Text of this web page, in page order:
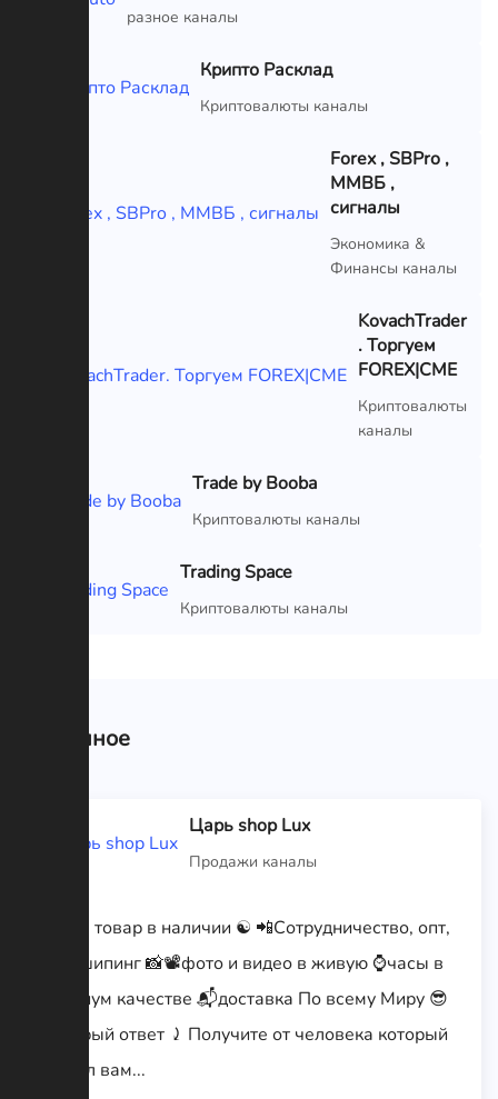
разное каналы
Крипто Расклад
Криптовалюты каналы
Forex , SBPro ,
ММВБ ,
сигналы
Экономика &
Финансы каналы
KovachTrader
. Торгуем
FOREX|CME
Криптовалюты
каналы
Trade by Booba
Криптовалюты каналы
Trading Space
Криптовалюты каналы
Связанное
Царь shop Lux
Продажи каналы
‼️Весь товар в наличии ☯ 📲Сотрудничество, опт,
дропшипинг 📸📽фото и видео в живую ⌚️часы в
премиум качестве 📬доставка По всему Миру 😎
Быстрый ответ ⤸ Получите от человека который
скинул вам...